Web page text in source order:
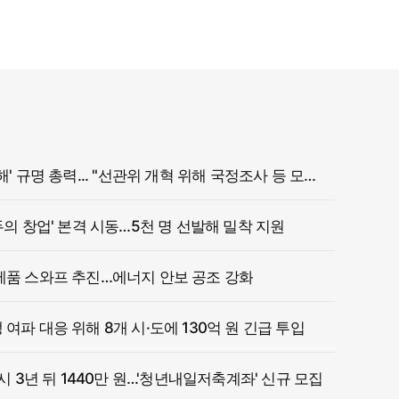
정부, '참정권 침해' 규명 총력... "선관위 개혁 위해 국정조사 등 모든 조치"
창업' 본격 시동…5천 명 선발해 밀착 지원
품 스와프 추진…에너지 안보 공조 강화
여파 대응 위해 8개 시·도에 130억 원 긴급 투입
3년 뒤 1440만 원…'청년내일저축계좌' 신규 모집